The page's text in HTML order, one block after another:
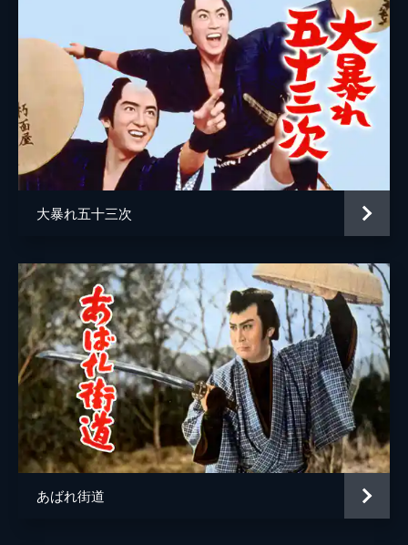
大暴れ五十三次
あばれ街道